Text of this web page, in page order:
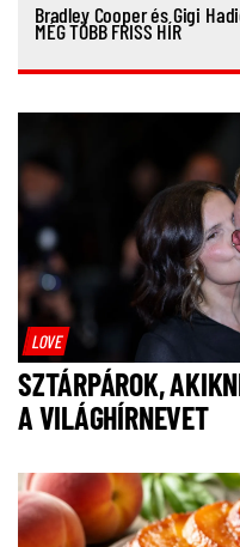
Bradley Cooper és Gigi
MÉG TÖBB FRISS HÍR
LOVE
SZTÁRPÁROK,
A VILÁGHÍRNEVET